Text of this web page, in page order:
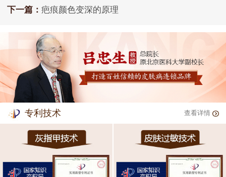
下一篇： 疤痕颜色变深的原理
专利技术 查看详情